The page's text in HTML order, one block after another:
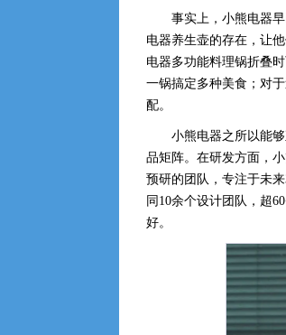
事实上，小熊电器
电器养生壶的存在，让
电器多功能料理锅折叠
一锅搞定多种美食；对
配。
小熊电器之所以能
品矩阵。在研发方面，
预研的团队，专注于未
同10余个设计团队，超
好。